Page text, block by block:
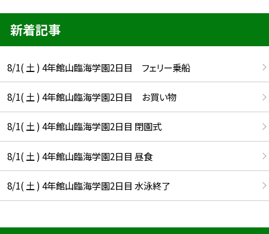
新着記事
8/1( 土 ) 4年館山臨海学園2日目 フェリー乗船
8/1( 土 ) 4年館山臨海学園2日目 お買い物
8/1( 土 ) 4年館山臨海学園2日目 閉園式
8/1( 土 ) 4年館山臨海学園2日目 昼食
8/1( 土 ) 4年館山臨海学園2日目 水泳終了